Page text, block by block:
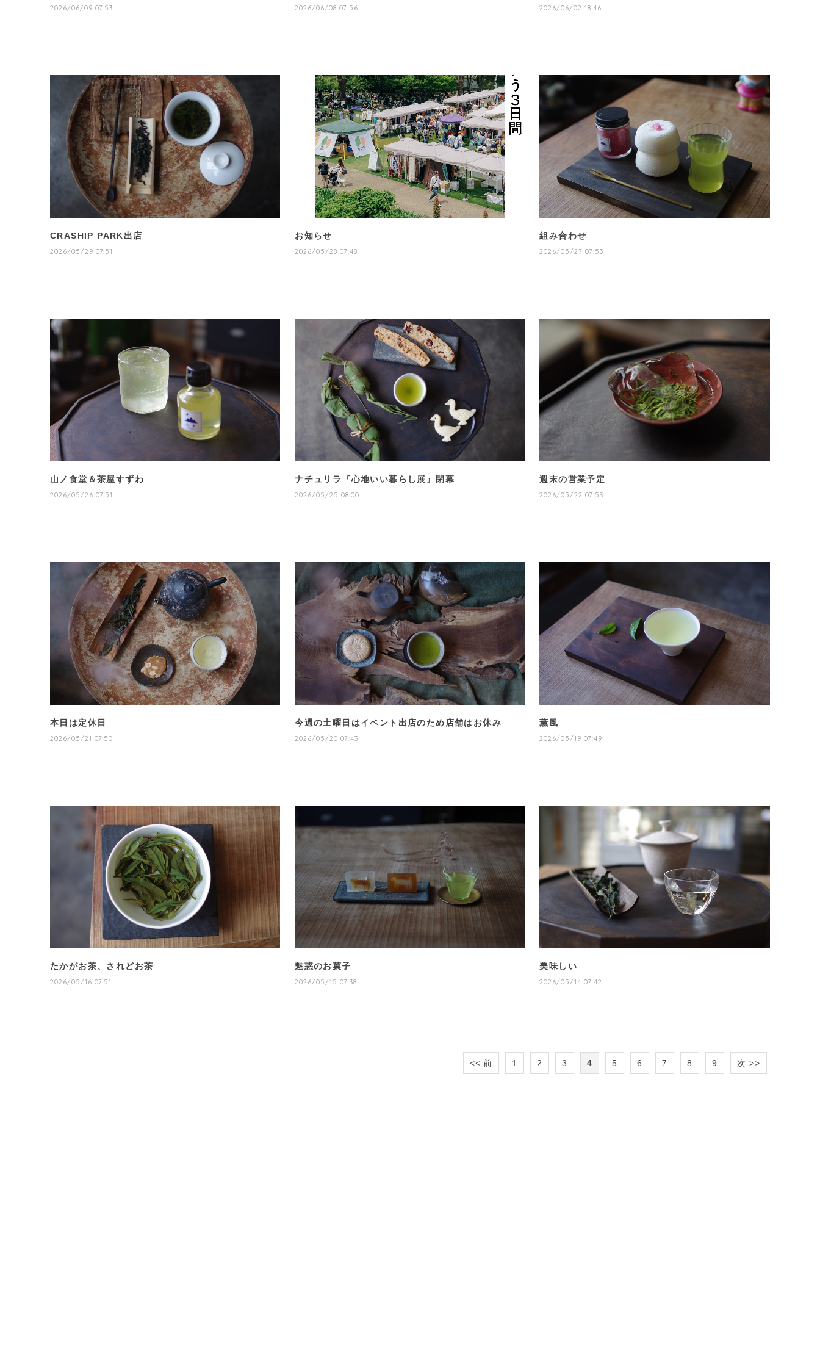
2026/06/09 07:53 2026/06/08 07:56 2026/06/02 18:46
CRASHIP PARK出店
2026/05/29 07:51
お知らせ
2026/05/28 07:48
組み合わせ
2026/05/27 07:53
山ノ食堂＆茶屋すずわ
2026/05/26 07:51
ナチュリラ『心地いい暮らし展』閉幕
2026/05/25 08:00
週末の営業予定
2026/05/22 07:53
本日は定休日
2026/05/21 07:50
今週の土曜日はイベント出店のため店舗はお休み
2026/05/20 07:43
薫風
2026/05/19 07:49
たかがお茶、されどお茶
2026/05/16 07:51
魅惑のお菓子
2026/05/15 07:38
美味しい
2026/05/14 07:42
<< 前 1 2 3 4 5 6 7 8 9 次 >>